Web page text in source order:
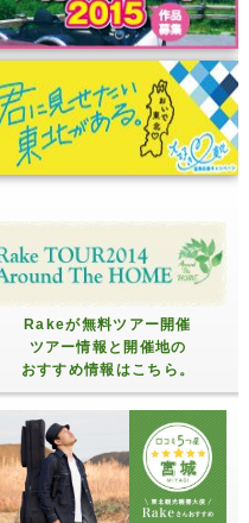
Rakeが無料ツアー開催
ツアー情報と開催地の
おすすめ情報はこちら。